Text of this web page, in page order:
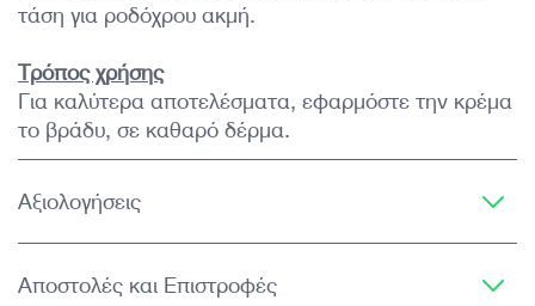
τάση για ροδόχρου ακμή.
Τρόπος χρήσης
Για καλύτερα αποτελέσματα, εφαρμόστε την κρέμα
το βράδυ, σε καθαρό δέρμα.
Αξιολογήσεις
Αποστολές και Επιστροφές